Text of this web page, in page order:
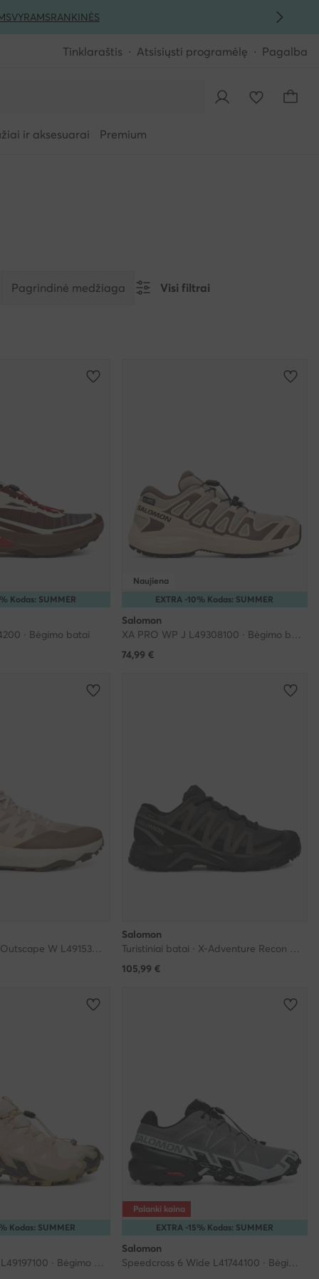
VYRAMSRANKINĖS
Tinklaraštis Atsisiųsti programėlę Pagalba
ir aksesuarai Premium
Pagrindinė medžiaga Visi filtrai
Kodas: SUMMER
· Bėgimo batai
EXTRA -10% Kodas: SUMMER
Naujiena
Salomon
XA PRO WP J L49308100 · Bėgimo batai
74,99 €
Turistiniai batai · Outscape W L49153400 · Rožinė
Salomon
Turistiniai batai · X-Adventure Recon Gore Tex L47809200 · Pilka
105,99 €
Kodas: SUMMER
Speedcross 6 W L49197100 · Bėgimo batai
EXTRA -15% Kodas: SUMMER
Palanki kaina
Salomon
Speedcross 6 Wide L41744100 · Bėgimo batai